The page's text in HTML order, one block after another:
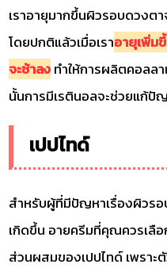
เราอายุมากขึ้นผิวรอบดวงต
โดยปกติแล้วเมื่อเราอายุเพิ่ม
จะช้าลงทำให้การผลิตคอลล
นั้นการมีเรตินอลจะช่วยแก้ปั
เปปไทด์
สำหรับผู้ที่มีปัญหาเรื่องผิวร
เกิดขึ้น อายครีมที่คุณควรเลื
ส่วนผสมของเปปไทด์ เพราะ